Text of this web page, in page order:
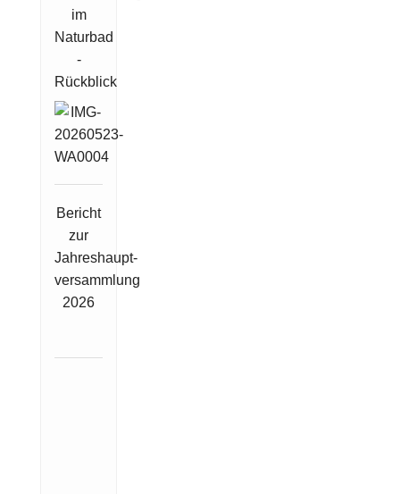
im
Naturbad
-
Rückblick
Bericht
zur
Jahreshaupt-
versammlung
2026